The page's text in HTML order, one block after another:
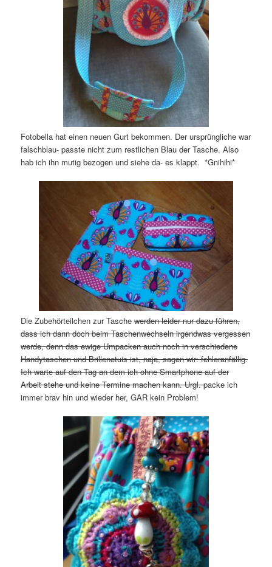
Fotobella hat einen neuen Gurt bekommen. Der ursprüngliche war
falschblau- passte nicht zum restlichen Blau der Tasche. Also
hab ich ihn mutig bezogen und siehe da- es klappt. *Gnihihi*
Die Zubehörteilchen zur Taschewerden leider nur dazu führen,
dass ich dann doch beim Taschenwechseln irgendwas vergessen
werde, denn das ewige Umpacken auch noch in verschiedene
Handytaschen und Brillenetuis ist, naja, sagen wir: fehleranfällig.
Ich warte auf den Tag an dem ich ohne Smartphone auf der
Arbeit stehe und keine Termine machen kann. Urgl.packe ich
immer brav hin und wieder her, GAR kein Problem!